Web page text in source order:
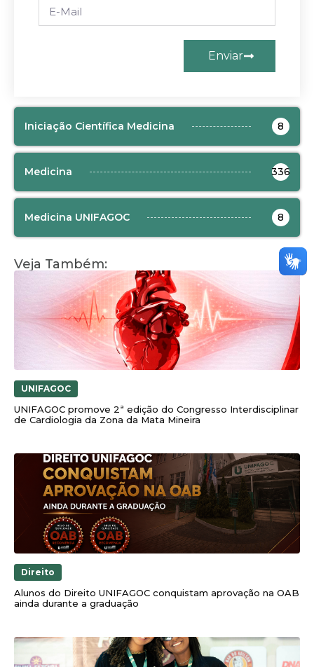
Enviar
Iniciação Científica Medicina 8
Medicina 336
Medicina UNIFAGOC 8
Veja Também:
UNIFAGOC
UNIFAGOC promove 2ª edição do Congresso Interdisciplinar
de Cardiologia da Zona da Mata Mineira
Direito
Alunos do Direito UNIFAGOC conquistam aprovação na OAB
ainda durante a graduação